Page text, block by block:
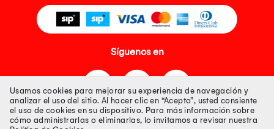
Síguenos en
Usamos cookies para mejorar su experiencia de navegación y
analizar el uso del sitio. Al hacer clic en “Acepto”, usted consiente
el uso de cookies en su dispositivo. Para más información sobre
cómo administrarlas o eliminarlas, lo invitamos a revisar nuestra